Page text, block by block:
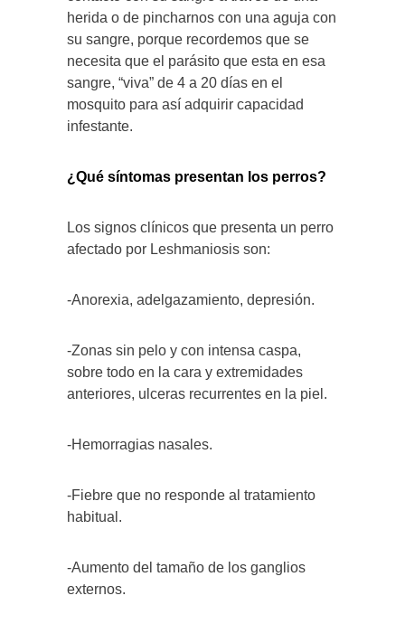
herida o de pincharnos con una aguja con
su sangre, porque recordemos que se
necesita que el parásito que esta en esa
sangre, “viva” de 4 a 20 días en el
mosquito para así adquirir capacidad
infestante.
¿Qué síntomas presentan los perros?
Los signos clínicos que presenta un perro
afectado por Leshmaniosis son:
-Anorexia, adelgazamiento, depresión.
-Zonas sin pelo y con intensa caspa,
sobre todo en la cara y extremidades
anteriores, ulceras recurrentes en la piel.
-Hemorragias nasales.
-Fiebre que no responde al tratamiento
habitual.
-Aumento del tamaño de los ganglios
externos.